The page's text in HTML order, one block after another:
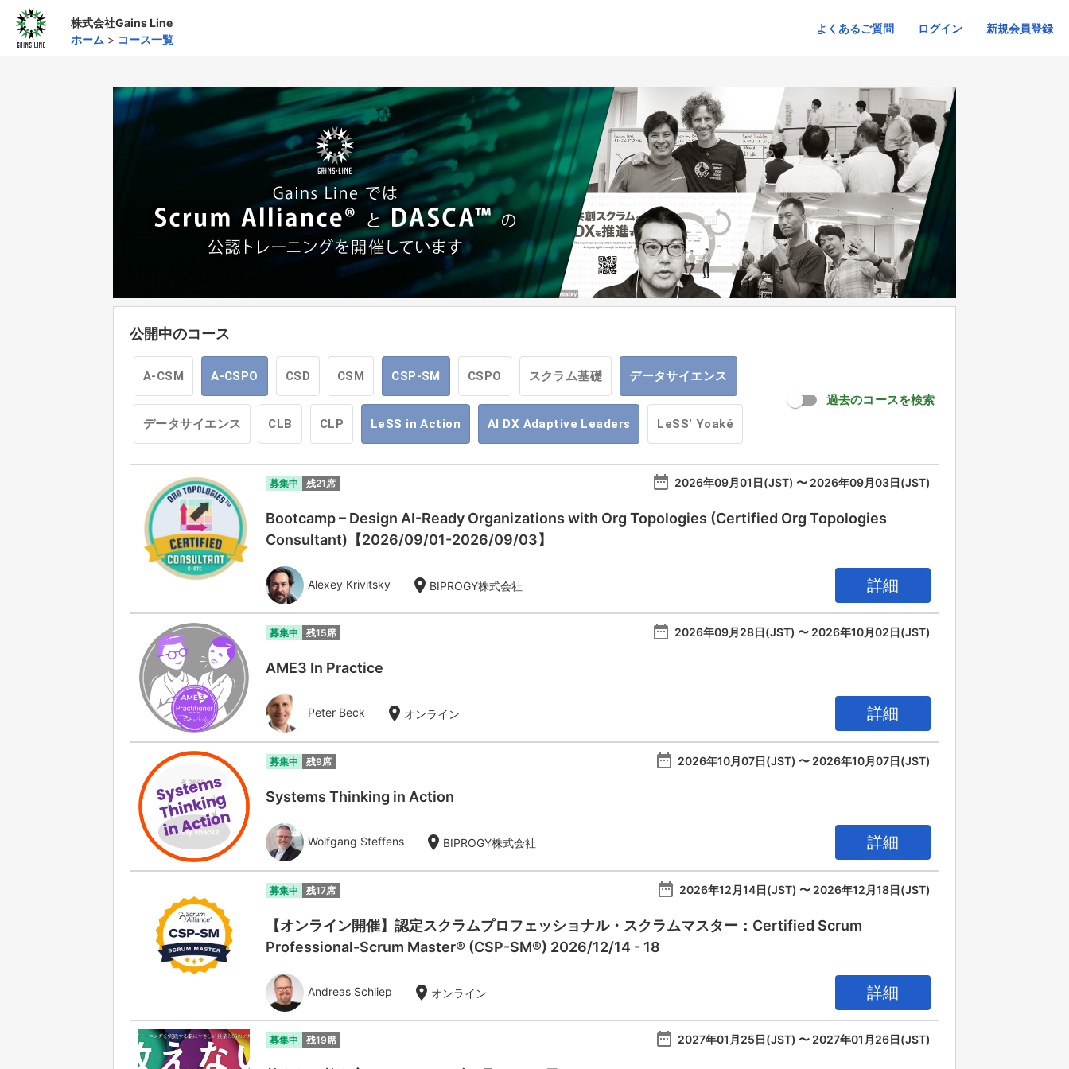
株式会社Gains Line
ホーム > コース一覧
よくあるご質問 ログイン 新規会員登録
公開中のコース
A-CSM A-CSPO CSD CSM CSP-SM CSPO スクラム基礎 データサイエンス
データサイエンス CLB CLP LeSS in Action AI DX Adaptive Leaders LeSS' Yoaké
過去のコースを検索
募集中 残21席 date_range 2026年09月01日(JST) 〜 2026年09月03日(JST)
Bootcamp – Design AI-Ready Organizations with Org Topologies (Certified Org Topologies
Consultant)【2026/09/01-2026/09/03】
Alexey Krivitsky location_on BIPROGY株式会社 詳細
募集中 残15席 date_range 2026年09月28日(JST) 〜 2026年10月02日(JST)
AME3 In Practice
Peter Beck location_on オンライン 詳細
募集中 残9席 date_range 2026年10月07日(JST) 〜 2026年10月07日(JST)
Systems Thinking in Action
Wolfgang Steffens location_on BIPROGY株式会社 詳細
募集中 残17席 date_range 2026年12月14日(JST) 〜 2026年12月18日(JST)
【オンライン開催】認定スクラムプロフェッショナル・スクラムマスター：Certified Scrum
Professional-Scrum Master® (CSP-SM®) 2026/12/14 - 18
Andreas Schliep location_on オンライン 詳細
募集中 残19席 date_range 2027年01月25日(JST) 〜 2027年01月26日(JST)